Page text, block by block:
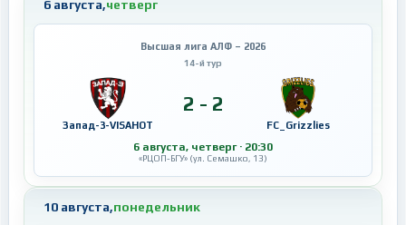
6 августа,четверг
Высшая лига АЛФ – 2026
14-й тур
Запад-3-VISAHOT
2 - 2
FC_Grizzlies
6 августа, четверг · 20:30
«РЦОП-БГУ» (ул. Семашко, 13)
10 августа,понедельник